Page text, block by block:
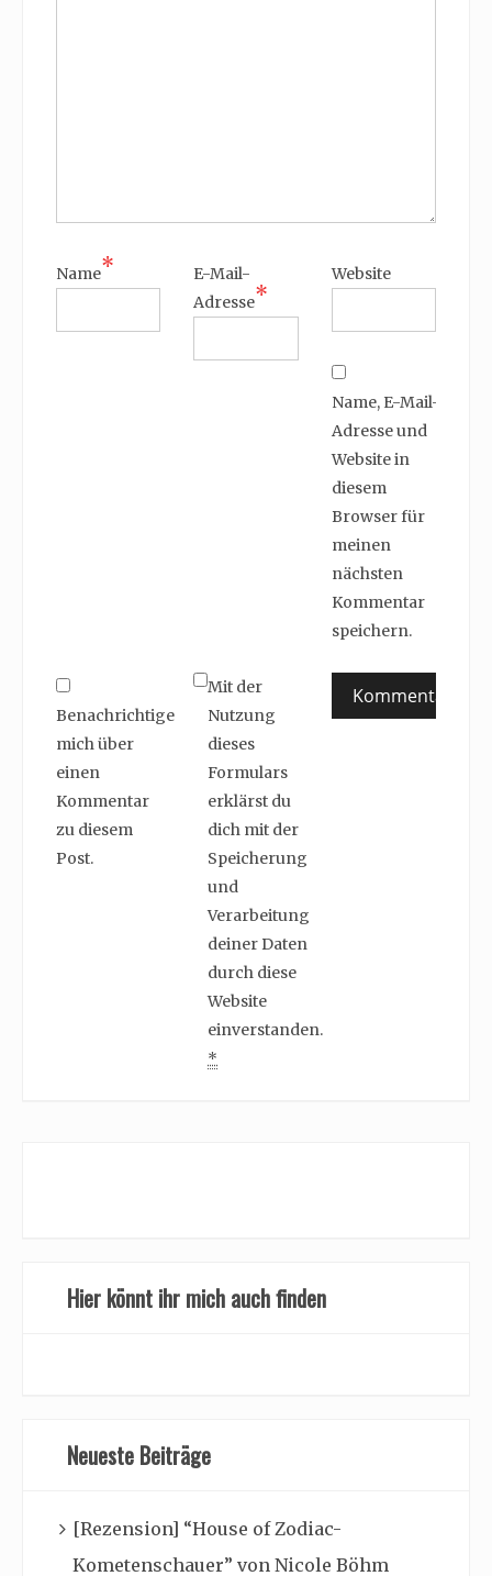
Name*
E-Mail-
Adresse*
Website
Name, E-Mail-
Adresse und
Website in
diesem
Browser für
meinen
nächsten
Kommentar
speichern.
Benachrichtige
mich über
einen
Kommentar
zu diesem
Post.
Mit der
Nutzung
dieses
Formulars
erklärst du
dich mit der
Speicherung
und
Verarbeitung
deiner Daten
durch diese
Website
einverstanden.
*
Hier könnt ihr mich auch finden
Neueste Beiträge
[Rezension] “House of Zodiac-
Kometenschauer” von Nicole Böhm